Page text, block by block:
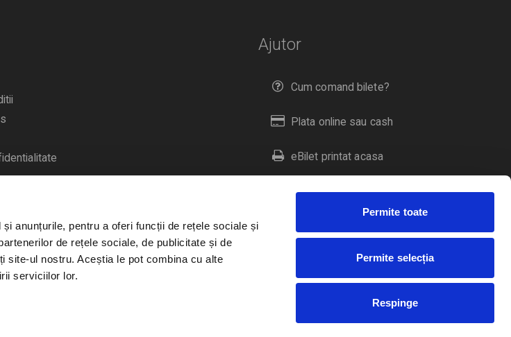
anunțurile, pentru a oferi funcții de rețele sociale și
de rețele sociale, de publicitate și de
site-ul nostru. Aceștia le pot combina cu alte
serviciilor lor.
Permite toate
Permite selecția
Respinge
Ajutor
Cum comand bilete?
Plata online sau cash
eBilet printat acasa
Livrare prin curier
Duplicare bilete